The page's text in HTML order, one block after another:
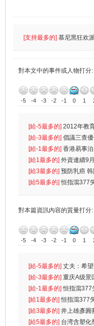
[支持最多的] 慕尼黑狂欢
對本文中的事件或人物打分:
-5 -4 -3 -2 -1 0 1
[給-5最多的] 2012年教
首位
[給-3最多的] 倡議三查
生
[給-1最多的] 香港易事
k）”项目
[給1最多的] 外資連續9
[給3最多的] 预防乳癌
[給5最多的]恒指瀉377
對本篇資訊內容的質量打分:
-5 -4 -3 -2 -1 0 1
[給-5最多的] 丈夫：希
先
[給-3最多的] 重庆A级景
[給-1最多的]恒指瀉377
無
[給1最多的]恒指瀉377
[給3最多的] 井上雄彥圓
[給5最多的] 台湾含塑化